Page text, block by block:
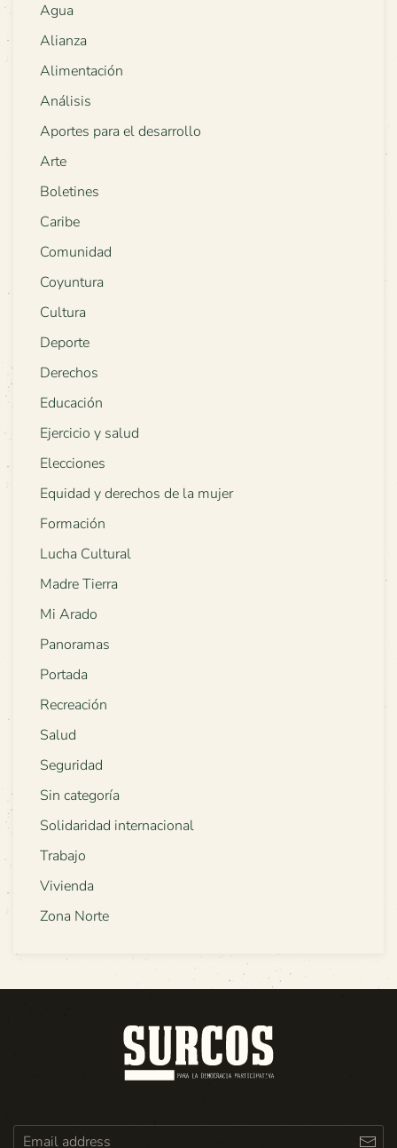
Agua
Alianza
Alimentación
Análisis
Aportes para el desarrollo
Arte
Boletines
Caribe
Comunidad
Coyuntura
Cultura
Deporte
Derechos
Educación
Ejercicio y salud
Elecciones
Equidad y derechos de la mujer
Formación
Lucha Cultural
Madre Tierra
Mi Arado
Panoramas
Portada
Recreación
Salud
Seguridad
Sin categoría
Solidaridad internacional
Trabajo
Vivienda
Zona Norte